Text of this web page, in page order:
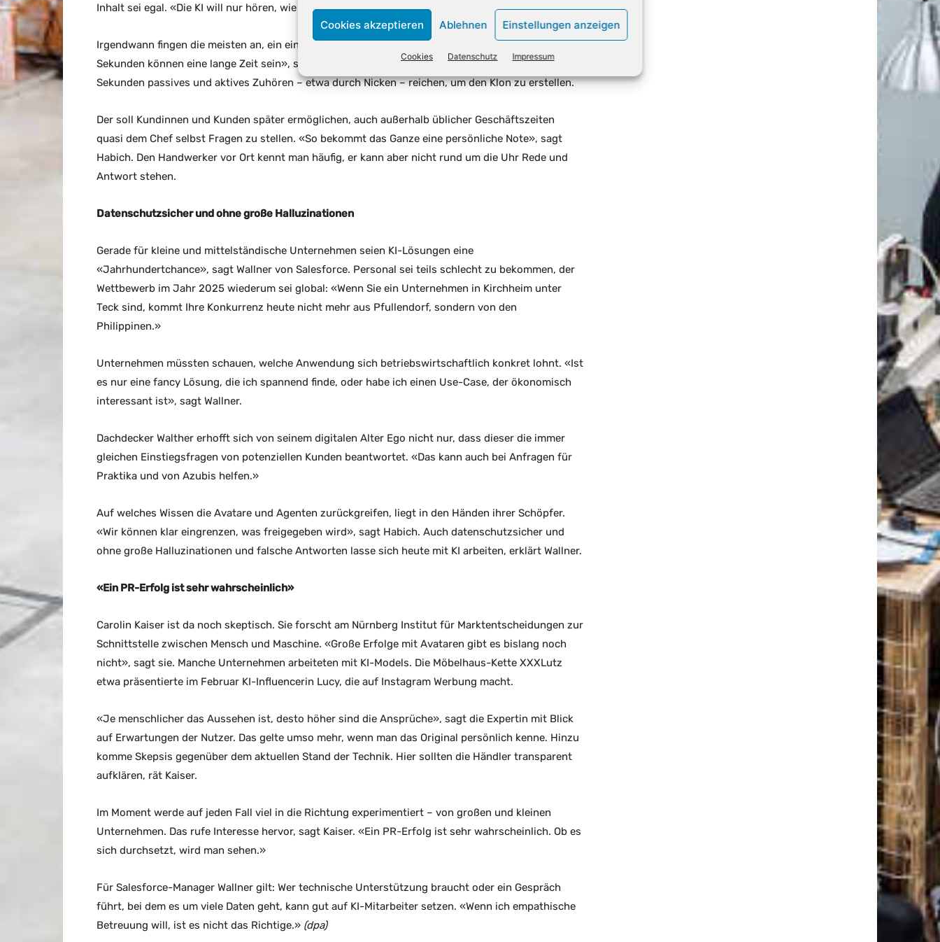
Cookies akzeptieren Ablehnen Einstellungen anzeigen
Cookies Datenschutz Impressum
Inhalt sei egal. «Die KI will nur hören, wie du erzählst – nicht was.»
Irgendwann fingen die meisten an, ein eingeblendetes Sonnenbrillen-Emoji zu beschreiben. «90
Sekunden können eine lange Zeit sein», sagt Habich. Aber die anderthalb Minuten und jeweils 15
Sekunden passives und aktives Zuhören – etwa durch Nicken – reichen, um den Klon zu erstellen.
Der soll Kundinnen und Kunden später ermöglichen, auch außerhalb üblicher Geschäftszeiten
quasi dem Chef selbst Fragen zu stellen. «So bekommt das Ganze eine persönliche Note», sagt
Habich. Den Handwerker vor Ort kennt man häufig, er kann aber nicht rund um die Uhr Rede und
Antwort stehen.
Datenschutzsicher und ohne große Halluzinationen
Gerade für kleine und mittelständische Unternehmen seien KI-Lösungen eine
«Jahrhundertchance», sagt Wallner von Salesforce. Personal sei teils schlecht zu bekommen, der
Wettbewerb im Jahr 2025 wiederum sei global: «Wenn Sie ein Unternehmen in Kirchheim unter
Teck sind, kommt Ihre Konkurrenz heute nicht mehr aus Pfullendorf, sondern von den
Philippinen.»
Unternehmen müssten schauen, welche Anwendung sich betriebswirtschaftlich konkret lohnt. «Ist
es nur eine fancy Lösung, die ich spannend finde, oder habe ich einen Use-Case, der ökonomisch
interessant ist», sagt Wallner.
Dachdecker Walther erhofft sich von seinem digitalen Alter Ego nicht nur, dass dieser die immer
gleichen Einstiegsfragen von potenziellen Kunden beantwortet. «Das kann auch bei Anfragen für
Praktika und von Azubis helfen.»
Auf welches Wissen die Avatare und Agenten zurückgreifen, liegt in den Händen ihrer Schöpfer.
«Wir können klar eingrenzen, was freigegeben wird», sagt Habich. Auch datenschutzsicher und
ohne große Halluzinationen und falsche Antworten lasse sich heute mit KI arbeiten, erklärt Wallner.
«Ein PR-Erfolg ist sehr wahrscheinlich»
Carolin Kaiser ist da noch skeptisch. Sie forscht am Nürnberg Institut für Marktentscheidungen zur
Schnittstelle zwischen Mensch und Maschine. «Große Erfolge mit Avataren gibt es bislang noch
nicht», sagt sie. Manche Unternehmen arbeiteten mit KI-Models. Die Möbelhaus-Kette XXXLutz
etwa präsentierte im Februar KI-Influencerin Lucy, die auf Instagram Werbung macht.
«Je menschlicher das Aussehen ist, desto höher sind die Ansprüche», sagt die Expertin mit Blick
auf Erwartungen der Nutzer. Das gelte umso mehr, wenn man das Original persönlich kenne. Hinzu
komme Skepsis gegenüber dem aktuellen Stand der Technik. Hier sollten die Händler transparent
aufklären, rät Kaiser.
Im Moment werde auf jeden Fall viel in die Richtung experimentiert – von großen und kleinen
Unternehmen. Das rufe Interesse hervor, sagt Kaiser. «Ein PR-Erfolg ist sehr wahrscheinlich. Ob es
sich durchsetzt, wird man sehen.»
Für Salesforce-Manager Wallner gilt: Wer technische Unterstützung braucht oder ein Gespräch
führt, bei dem es um viele Daten geht, kann gut auf KI-Mitarbeiter setzen. «Wenn ich empathische
Betreuung will, ist es nicht das Richtige.» (dpa)